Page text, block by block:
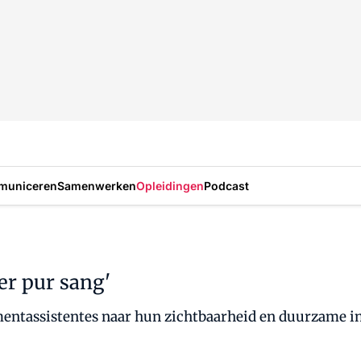
SamenwerkenOpleidingenPodcast
pur sang'
naar hun zichtbaarheid en duurzame